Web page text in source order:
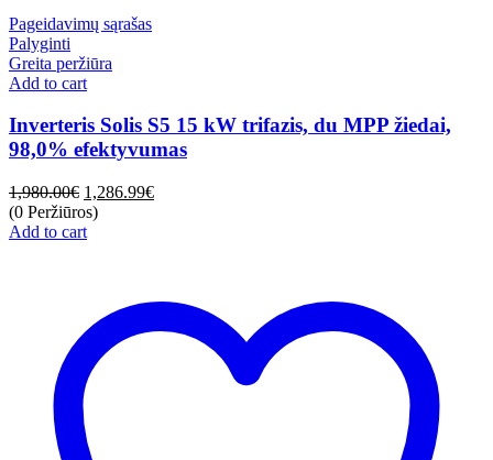
Pageidavimų sąrašas
Palyginti
Greita peržiūra
Add to cart
Inverteris Solis S5 15 kW trifazis, du MPP žiedai,
98,0% efektyvumas
1,980.00€ 1,286.99€
(0 Peržiūros)
Add to cart